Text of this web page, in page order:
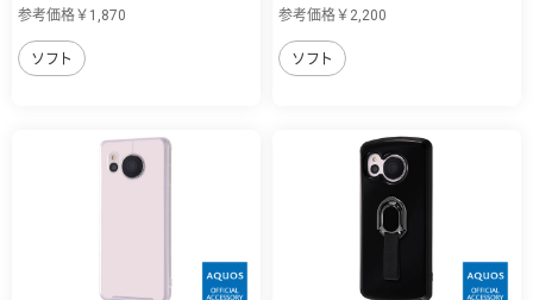
参考価格￥1,870
ソフト
参考価格￥2,200
ソフト